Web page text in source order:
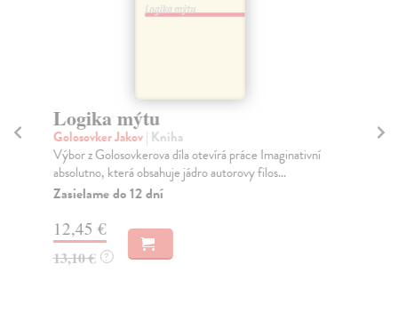
Logika mýtu
Golosovker Jakov| Kniha
Výbor z Golosovkerova díla otevírá práce Imaginativní
absolutno, která obsahuje jádro autorovy filos...
Zasielame do 12 dní
12,45 €
13,10 € ?